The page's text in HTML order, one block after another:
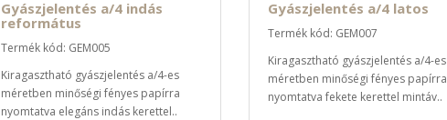
Gyászjelentés a/4 indás
református
Termék kód: GEM005
Kiragasztható gyászjelentés a/4-es
méretben minőségi fényes papírra
nyomtatva elegáns indás kerettel..
Gyászjelentés a/4 latos
Termék kód: GEM007
Kiragasztható gyászjelentés a/4-es
méretben minőségi fényes papírra
nyomtatva fekete kerettel mintáv..